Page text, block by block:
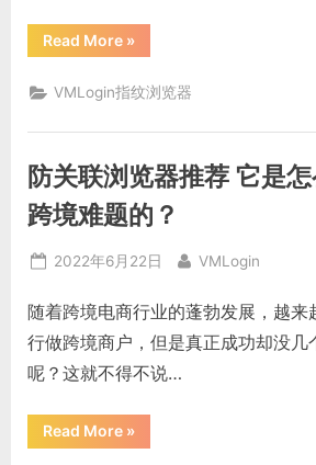
Read More“超
级
览
器
作
解，
超
级
浏
览
是
如
应
对
浏
览
器
指
的？”
»
VMLogin指纹浏览器
防关联浏览器推荐 它是
跨境难题的？
Posted
2022年6月22日 By
VMLogin
随着跨境电商行业的蓬勃发展，越来
行做跨境商户，但是真正成功却没几
呢？这就不得不说…
Read More“防
关
»